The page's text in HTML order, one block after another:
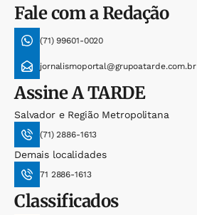
Fale com a Redação
(71) 99601-0020
jornalismoportal@grupoatarde.com.br
AssineA TARDE
Salvador e Região Metropolitana
(71) 2886-1613
Demais localidades
71 2886-1613
Classificados